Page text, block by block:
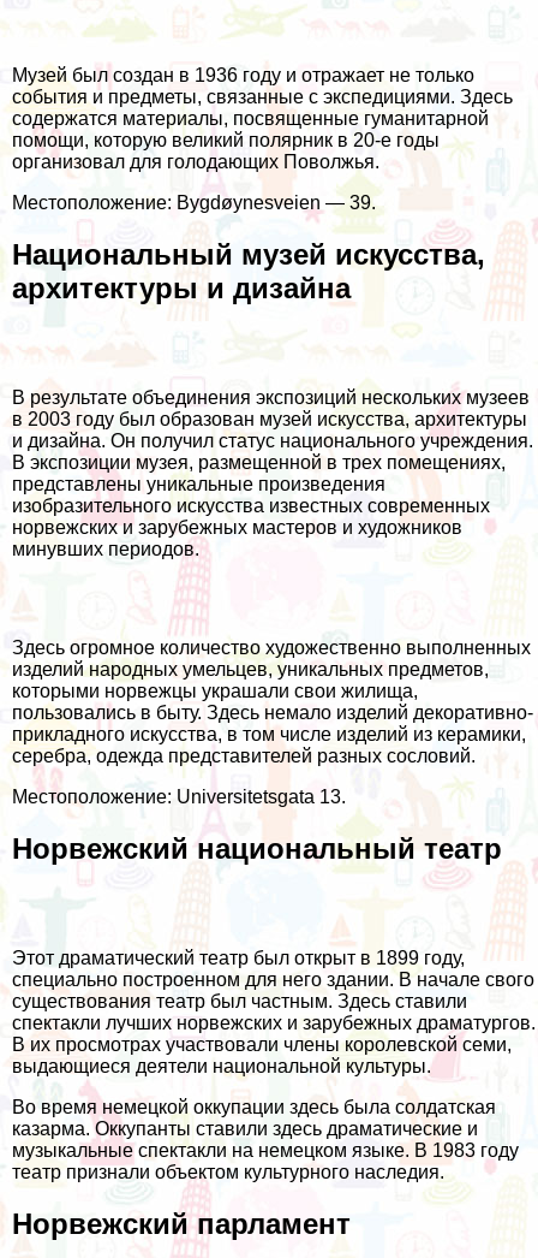
Музей был создан в 1936 году и отражает не только
события и предметы, связанные с экспедициями. Здесь
содержатся материалы, посвященные гуманитарной
помощи, которую великий полярник в 20-е годы
организовал для голодающих Поволжья.
Местоположение: Bygdøynesveien — 39.
Национальный музей искусства,
архитектуры и дизайна
В результате объединения экспозиций нескольких музеев
в 2003 году был образован музей искусства, архитектуры
и дизайна. Он получил статус национального учреждения.
В экспозиции музея, размещенной в трех помещениях,
представлены уникальные произведения
изобразительного искусства известных современных
норвежских и зарубежных мастеров и художников
минувших периодов.
Здесь огромное количество художественно выполненных
изделий народных умельцев, уникальных предметов,
которыми норвежцы украшали свои жилища,
пользовались в быту. Здесь немало изделий декоративно-
прикладного искусства, в том числе изделий из керамики,
серебра, одежда представителей разных сословий.
Местоположение: Universitetsgata 13.
Норвежский национальный театр
Этот драматический театр был открыт в 1899 году,
специально построенном для него здании. В начале свого
существования театр был частным. Здесь ставили
спектакли лучших норвежских и зарубежных драматургов.
В их просмотрах участвовали члены королевской семи,
выдающиеся деятели национальной культуры.
Во время немецкой оккупации здесь была солдатская
казарма. Оккупанты ставили здесь драматические и
музыкальные спектакли на немецком языке. В 1983 году
театр признали объектом культурного наследия.
Норвежский парламент